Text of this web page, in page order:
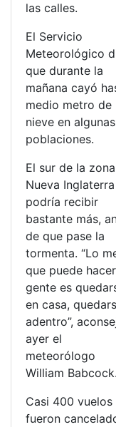
las calles.
El Servicio
Meteorológico
que durante la
mañana cayó
medio metro de
nieve en algunas
poblaciones.
El sur de la
Nueva Inglaterra
podría recibir
bastante más,
de que pase la
tormenta. “Lo
que puede
gente es
en casa,
adentro”,
ayer el
meteorólogo
William Babcock.
Casi 400 vuelos
fueron